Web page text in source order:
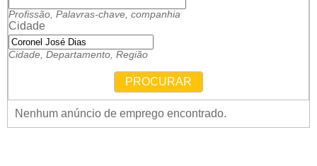
Profissão, Palavras-chave, companhia
Cidade
Cidade, Departamento, Região
PROCURAR
Nenhum anúncio de emprego encontrado.